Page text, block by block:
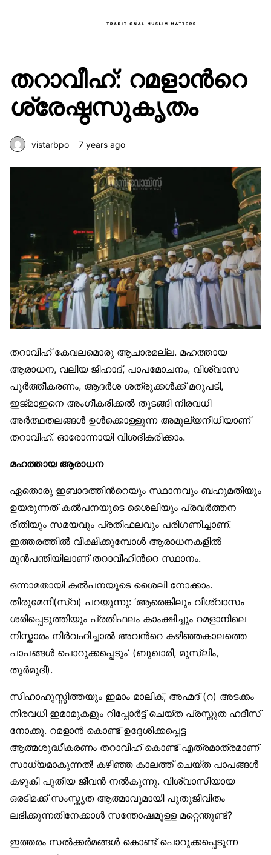
തറാവീഹ്: റമളാന്‍റെ
ശ്രേഷ്ഠസുകൃതം
vistarbpo 7 years ago
തറാവീഹ് കേവലമൊരു ആചാരമല്ല. മഹത്തായ
ആരാധന, വലിയ ജിഹാദ്, പാപമോചനം, വിശ്വാസ
പൂര്‍ത്തീകരണം, ആദര്‍ശ ശത്രുക്കള്‍ക്ക് മറുപടി,
ഇജ്മാഇനെ അംഗീകരിക്കല്‍ തുടങ്ങി നിരവധി
അര്‍ത്ഥതലങ്ങള്‍ ഉള്‍ക്കൊള്ളുന്ന അമൂല്യനിധിയാണ്
തറാവീഹ്. ഓരോന്നായി വിശദീകരിക്കാം.
മഹത്തായ ആരാധന
ഏതൊരു ഇബാദത്തിന്‍റെയും സ്ഥാനവും ബഹുമതിയും
ഉയരുന്നത് കല്‍പനയുടെ ശൈലിയും പ്രവര്‍ത്തന
രീതിയും സമയവും പ്രതിഫലവും പരിഗണിച്ചാണ്.
ഇത്തരത്തില്‍ വീക്ഷിക്കുമ്പോള്‍ ആരാധനകളില്‍
മുന്‍പന്തിയിലാണ് തറാവീഹിന്‍റെ സ്ഥാനം.
ഒന്നാമതായി കല്‍പനയുടെ ശൈലി നോക്കാം.
തിരുമേനി(സ്വ) പറയുന്നു: ‘ആരെങ്കിലും വിശ്വാസം
ശരിപ്പെടുത്തിയും പ്രതിഫലം കാംക്ഷിച്ചും റമളാനിലെ
നിസ്കാരം നിര്‍വഹിച്ചാല്‍ അവന്‍റെ കഴിഞ്ഞകാലത്തെ
പാപങ്ങള്‍ പൊറുക്കപ്പെടും’ (ബുഖാരി, മുസ്ലിം,
തുര്‍മുദി).
സിഹാഹുസ്സിത്തയും ഇമാം മാലിക്, അഹ്മദ് (റ) അടക്കം
നിരവധി ഇമാമുകളും റിപ്പോര്‍ട്ട് ചെയ്ത പ്രസ്തുത ഹദീസ്
നോക്കൂ. റമളാന്‍ കൊണ്ട് ഉദ്ദേശിക്കപ്പെട്ട
ആത്മശുദ്ധീകരണം തറാവീഹ് കൊണ്ട് എത്രമാത്രമാണ്
സാധ്യമാകുന്നത്! കഴിഞ്ഞ കാലത്ത് ചെയ്ത പാപങ്ങള്‍
കഴുകി പുതിയ ജീവന്‍ നല്‍കുന്നു. വിശ്വാസിയായ
ഒരടിമക്ക് സംസ്കൃത ആത്മാവുമായി പുതുജീവിതം
ലഭിക്കുന്നതിനേക്കാള്‍ സന്തോഷമുള്ള മറ്റെന്തുണ്ട്?
ഇത്തരം സല്‍ക്കര്‍മങ്ങള്‍ കൊണ്ട് പൊറുക്കപ്പെടുന്ന